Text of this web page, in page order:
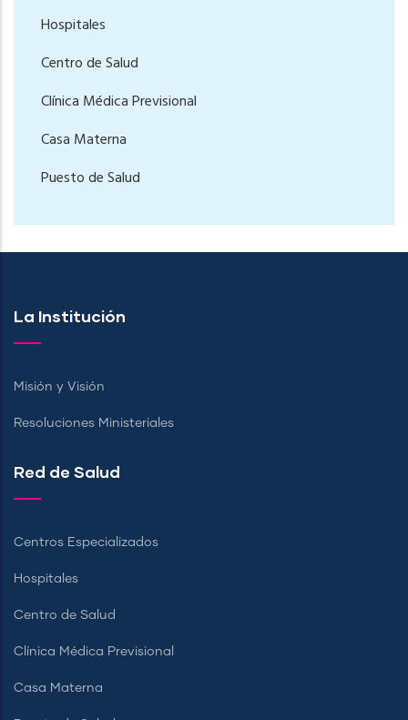
Hospitales
Centro de Salud
Clínica Médica Previsional
Casa Materna
Puesto de Salud
La Institución
Misión y Visión
Resoluciones Ministeriales
Red de Salud
Centros Especializados
Hospitales
Centro de Salud
Clínica Médica Previsional
Casa Materna